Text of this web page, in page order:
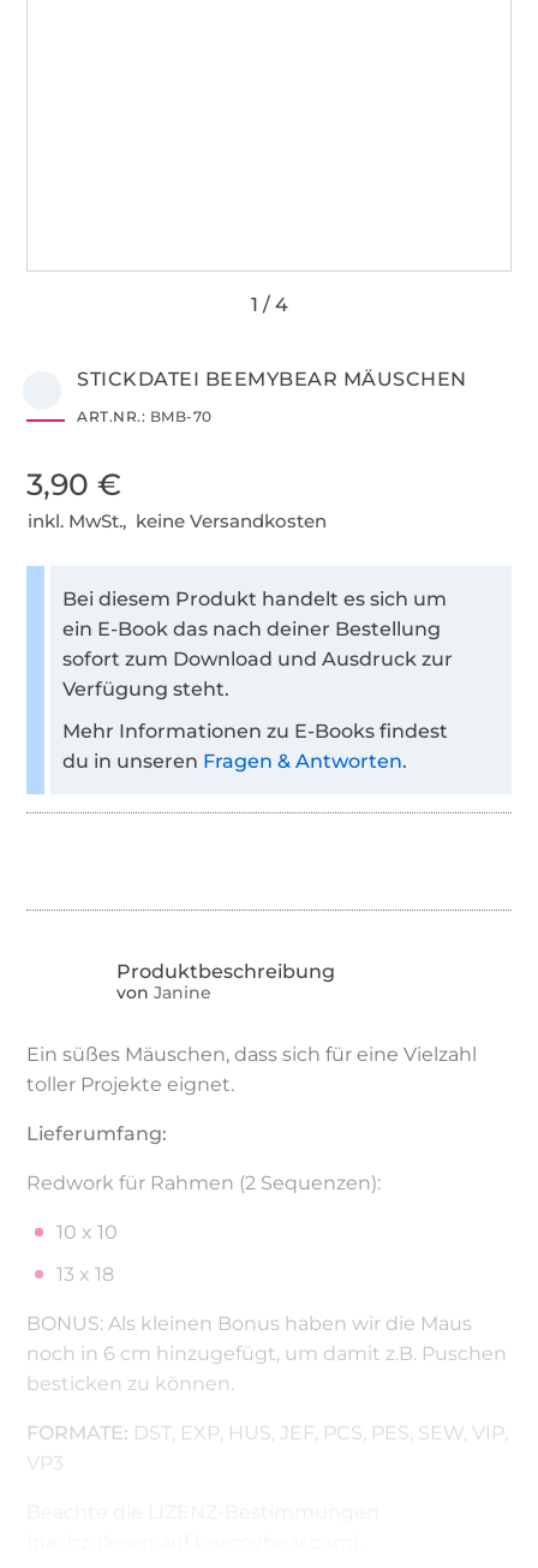
STICKDATEI BEEMYBEAR MÄUSCHEN
ART.NR.: BMB-70
3,90 €
inkl. MwSt., keine Versandkosten
Bei diesem Produkt handelt es sich um
ein E-Book das nach deiner Bestellung
sofort zum Download und Ausdruck zur
Verfügung steht.
Mehr Informationen zu E-Books findest
du in unseren Fragen & Antworten.
von Janine
Ein süßes Mäuschen, dass sich für eine Vielzahl
toller Projekte eignet.
Lieferumfang:
Redwork für Rahmen (2 Sequenzen):
10 x 10
13 x 18
BONUS: Als kleinen Bonus haben wir die Maus
noch in 6 cm hinzugefügt, um damit z.B. Puschen
besticken zu können.
FORMATE: DST, EXP, HUS, JEF, PCS, PES, SEW, VIP,
VP3